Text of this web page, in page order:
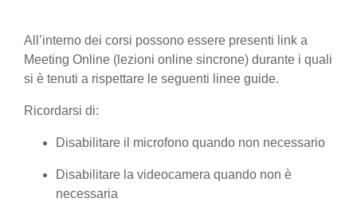
All’interno dei corsi possono essere presenti link a
Meeting Online (lezioni online sincrone) durante i quali
si è tenuti a rispettare le seguenti linee guide.
Ricordarsi di:
Disabilitare il microfono quando non necessario
Disabilitare la videocamera quando non è
necessaria